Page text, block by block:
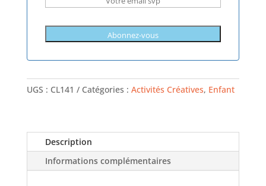
UGS : CL141 Catégories : Activités Créatives, Enfant
Description
Informations complémentaires